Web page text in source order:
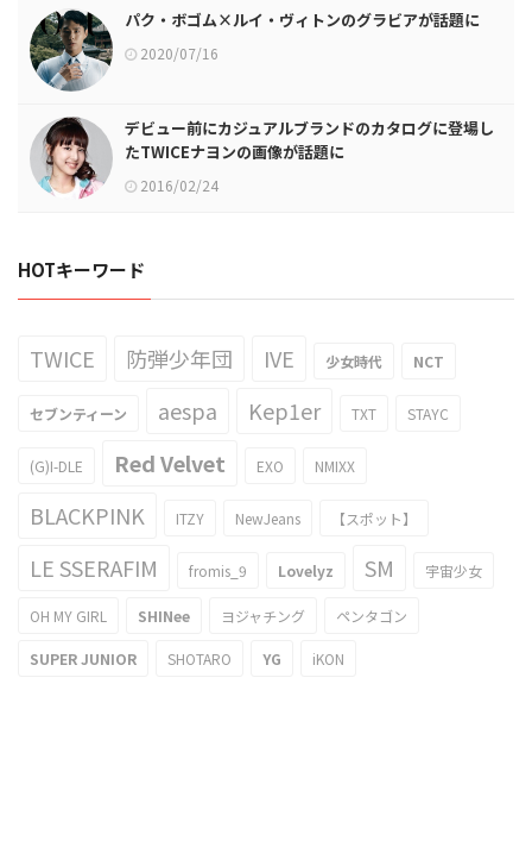
パク・ボゴム×ルイ・ヴィトンのグラビアが話題に
2020/07/16
デビュー前にカジュアルブランドのカタログに登場し
たTWICEナヨンの画像が話題に
2016/02/24
HOTキーワード
TWICE 防弾少年団 IVE 少女時代 NCT
セブンティーン aespa Kep1er TXT STAYC
(G)I-DLE Red Velvet EXO NMIXX
BLACKPINK ITZY NewJeans 【スポット】
LE SSERAFIM fromis_9 Lovelyz SM 宇宙少女
OH MY GIRL SHINee ヨジャチング ペンタゴン
SUPER JUNIOR SHOTARO YG iKON